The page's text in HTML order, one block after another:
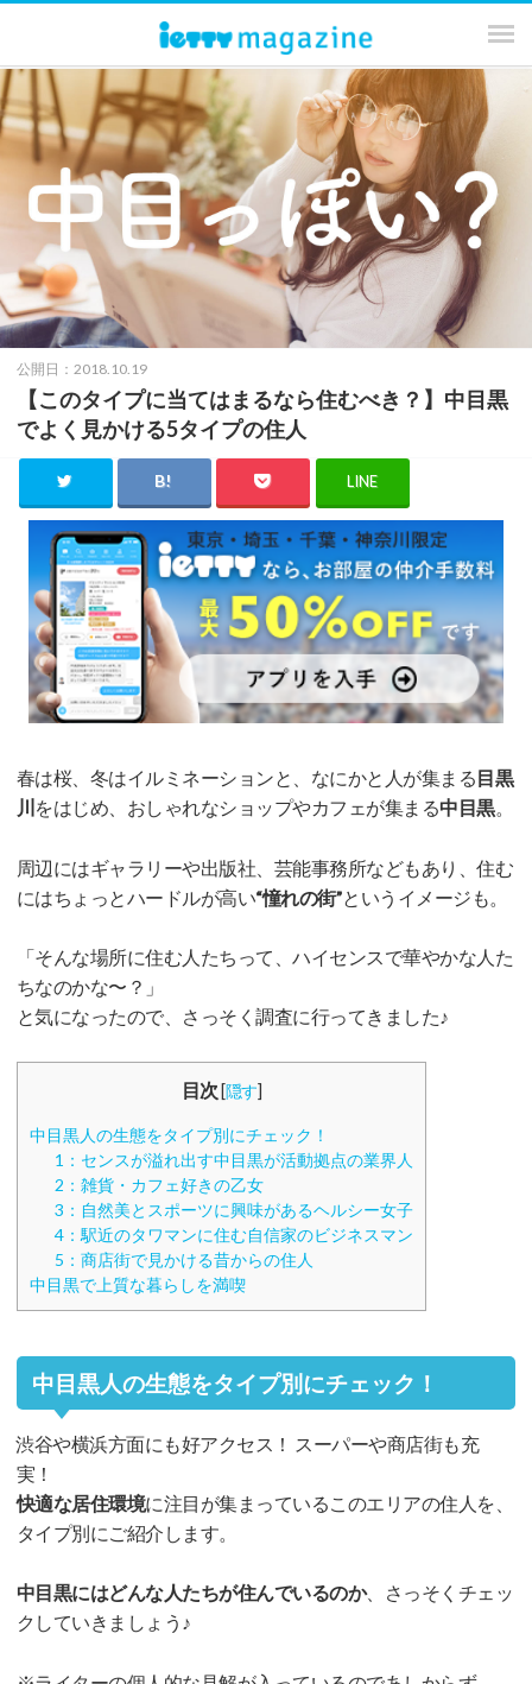
公開日：2018.10.19
【このタイプに当てはまるなら住むべき？】中目黒
でよく見かける5タイプの住人
LINE
春は桜、冬はイルミネーションと、なにかと人が集まる目黒
川をはじめ、おしゃれなショップやカフェが集まる中目黒。
周辺にはギャラリーや出版社、芸能事務所などもあり、住む
にはちょっとハードルが高い“憧れの街”というイメージも。
「そんな場所に住む人たちって、ハイセンスで華やかな人た
ちなのかな〜？」
と気になったので、さっそく調査に行ってきました♪
目次 [隠す]
中目黒人の生態をタイプ別にチェック！
1：センスが溢れ出す中目黒が活動拠点の業界人
2：雑貨・カフェ好きの乙女
3：自然美とスポーツに興味があるヘルシー女子
4：駅近のタワマンに住む自信家のビジネスマン
5：商店街で見かける昔からの住人
中目黒で上質な暮らしを満喫
中目黒人の生態をタイプ別にチェック！
渋谷や横浜方面にも好アクセス！ スーパーや商店街も充
実！
快適な居住環境に注目が集まっているこのエリアの住人を、
タイプ別にご紹介します。
中目黒にはどんな人たちが住んでいるのか、さっそくチェッ
クしていきましょう♪